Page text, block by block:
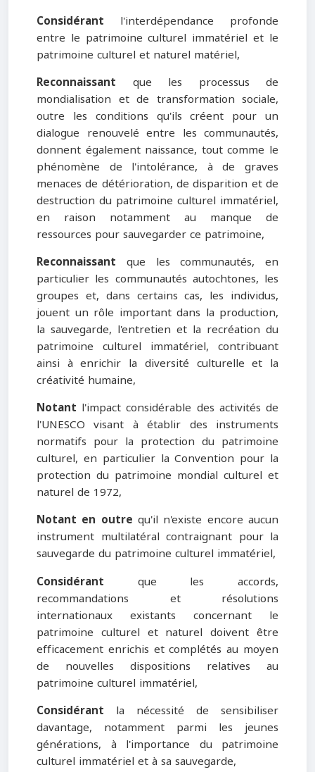
Considérant l'interdépendance profonde
entre le patrimoine culturel immatériel et le
patrimoine culturel et naturel matériel,
Reconnaissant que les processus de
mondialisation et de transformation sociale,
outre les conditions qu'ils créent pour un
dialogue renouvelé entre les communautés,
donnent également naissance, tout comme le
phénomène de l'intolérance, à de graves
menaces de détérioration, de disparition et de
destruction du patrimoine culturel immatériel,
en raison notamment au manque de
ressources pour sauvegarder ce patrimoine,
Reconnaissant que les communautés, en
particulier les communautés autochtones, les
groupes et, dans certains cas, les individus,
jouent un rôle important dans la production,
la sauvegarde, l'entretien et la recréation du
patrimoine culturel immatériel, contribuant
ainsi à enrichir la diversité culturelle et la
créativité humaine,
Notant l'impact considérable des activités de
l'UNESCO visant à établir des instruments
normatifs pour la protection du patrimoine
culturel, en particulier la Convention pour la
protection du patrimoine mondial culturel et
naturel de 1972,
Notant en outre qu'il n'existe encore aucun
instrument multilatéral contraignant pour la
sauvegarde du patrimoine culturel immatériel,
Considérant que les accords,
recommandations et résolutions
internationaux existants concernant le
patrimoine culturel et naturel doivent être
efficacement enrichis et complétés au moyen
de nouvelles dispositions relatives au
patrimoine culturel immatériel,
Considérant la nécessité de sensibiliser
davantage, notamment parmi les jeunes
générations, à l'importance du patrimoine
culturel immatériel et à sa sauvegarde,